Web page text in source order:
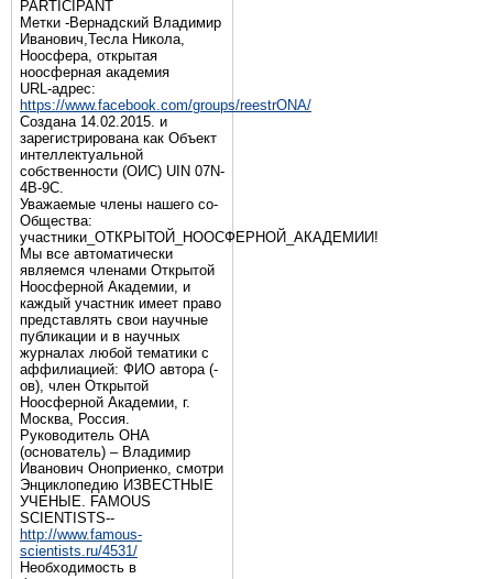
PARTICIPANT
Метки -Вернадский Владимир
Иванович,Тесла Никола,
Ноосфера, открытая
ноосферная академия
URL-адрес:
https://www.facebook.com/groups/reestrONA/
Создана 14.02.2015. и
зарегистрирована как Объект
интеллектуальной
собственности (ОИС) UIN 07N-
4B-9C.
Уважаемые члены нашего со-
Общества:
участники_ОТКРЫТОЙ_НООСФЕРНОЙ_АКАДЕМИИ!
Мы все автоматически
являемся членами Открытой
Ноосферной Академии, и
каждый участник имеет право
представлять свои научные
публикации и в научных
журналах любой тематики с
аффилиацией: ФИО автора (-
ов), член Открытой
Ноосферной Академии, г.
Москва, Россия.
Руководитель ОНА
(основатель) – Владимир
Иванович Оноприенко, смотри
Энциклопедию ИЗВЕСТНЫЕ
УЧЕНЫЕ. FAMOUS
SCIENTISTS--
http://www.famous-
scientists.ru/4531/
Необходимость в